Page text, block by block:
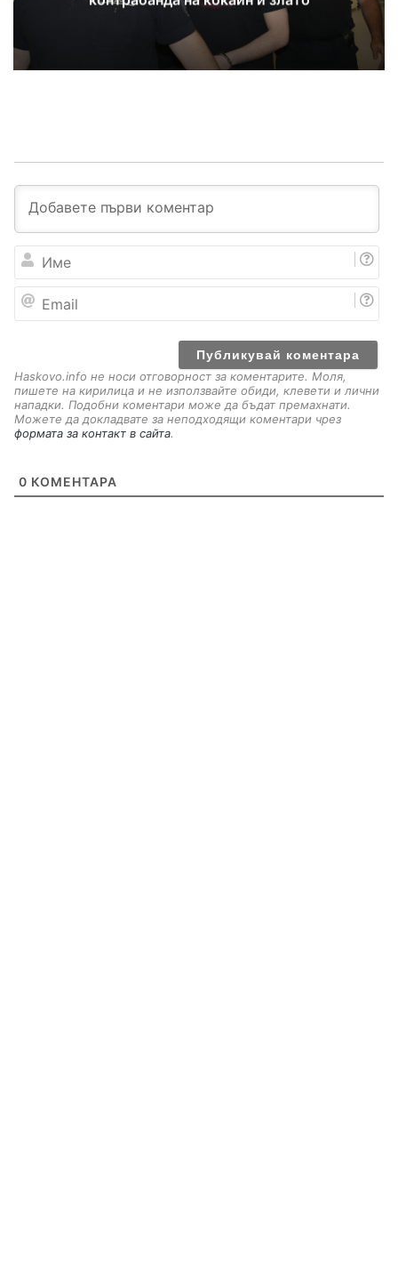
е
a
Haskovo.info не носи отговорност за коментарите. Моля,
пишете на кирилица и не използвайте обиди, клевети и лични
нападки. Подобни коментари може да бъдат премахнати.
Можете да докладвате за неподходящи коментари чрез
формата за контакт в сайта.
0 КОМЕНТАРА